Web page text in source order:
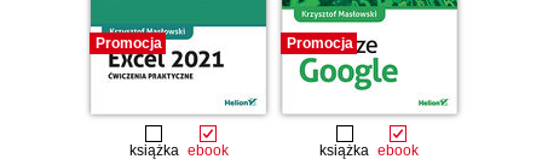
Promocja
książka ebook
Promocja
książka ebook